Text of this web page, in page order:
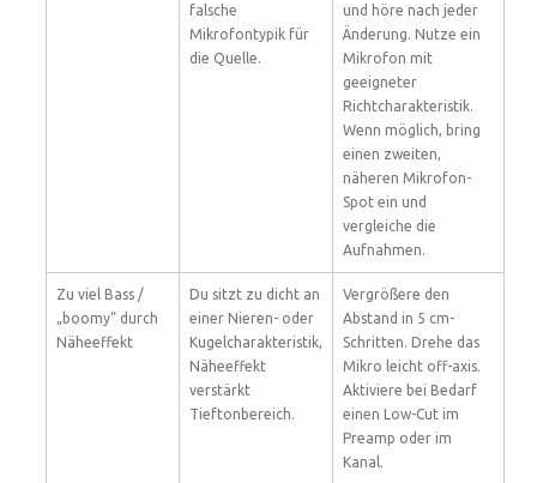
falsche
Mikrofontypik für
die Quelle.
und höre nach jeder
Änderung. Nutze ein
Mikrofon mit
geeigneter
Richtcharakteristik.
Wenn möglich, bring
einen zweiten,
näheren Mikrofon-
Spot ein und
vergleiche die
Aufnahmen.
Zu viel Bass /
„boomy“ durch
Näheeffekt
Du sitzt zu dicht an
einer Nieren- oder
Kugelcharakteristik,
Näheeffekt
verstärkt
Tieftonbereich.
Vergrößere den
Abstand in 5 cm-
Schritten. Drehe das
Mikro leicht off-axis.
Aktiviere bei Bedarf
einen Low-Cut im
Preamp oder im
Kanal.